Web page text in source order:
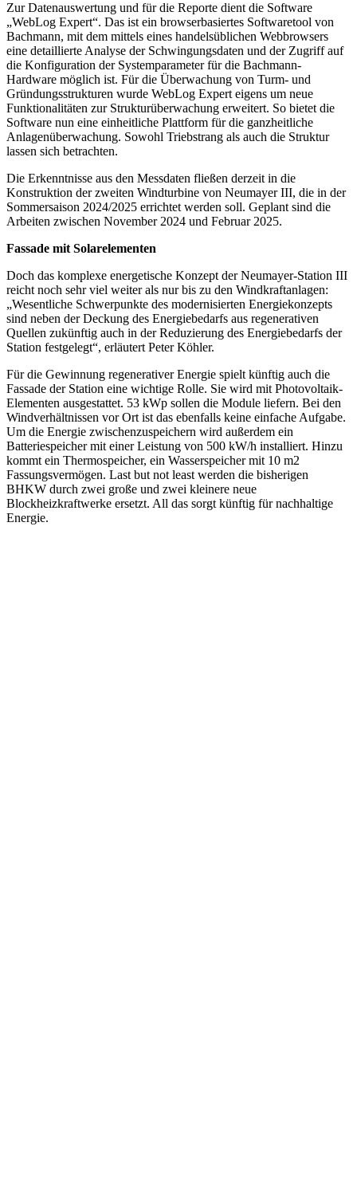
Zur Datenauswertung und für die Reporte dient die Software
„WebLog Expert“. Das ist ein browserbasiertes Softwaretool von
Bachmann, mit dem mittels eines handelsüblichen Webbrowsers
eine detaillierte Analyse der Schwingungsdaten und der Zugriff auf
die Konfiguration der Systemparameter für die Bachmann-
Hardware möglich ist. Für die Überwachung von Turm- und
Gründungsstrukturen wurde WebLog Expert eigens um neue
Funktionalitäten zur Strukturüberwachung erweitert. So bietet die
Software nun eine einheitliche Plattform für die ganzheitliche
Anlagenüberwachung. Sowohl Triebstrang als auch die Struktur
lassen sich betrachten.
Die Erkenntnisse aus den Messdaten fließen derzeit in die
Konstruktion der zweiten Windturbine von Neumayer III, die in der
Sommersaison 2024/2025 errichtet werden soll. Geplant sind die
Arbeiten zwischen November 2024 und Februar 2025.
Fassade mit Solarelementen
Doch das komplexe energetische Konzept der Neumayer-Station III
reicht noch sehr viel weiter als nur bis zu den Windkraftanlagen:
„Wesentliche Schwerpunkte des modernisierten Energiekonzepts
sind neben der Deckung des Energiebedarfs aus regenerativen
Quellen zukünftig auch in der Reduzierung des Energiebedarfs der
Station festgelegt“, erläutert Peter Köhler.
Für die Gewinnung regenerativer Energie spielt künftig auch die
Fassade der Station eine wichtige Rolle. Sie wird mit Photovoltaik-
Elementen ausgestattet. 53 kWp sollen die Module liefern. Bei den
Windverhältnissen vor Ort ist das ebenfalls keine einfache Aufgabe.
Um die Energie zwischenzuspeichern wird außerdem ein
Batteriespeicher mit einer Leistung von 500 kW/h installiert. Hinzu
kommt ein Thermospeicher, ein Wasserspeicher mit 10 m2
Fassungsvermögen. Last but not least werden die bisherigen
BHKW durch zwei große und zwei kleinere neue
Blockheizkraftwerke ersetzt. All das sorgt künftig für nachhaltige
Energie.